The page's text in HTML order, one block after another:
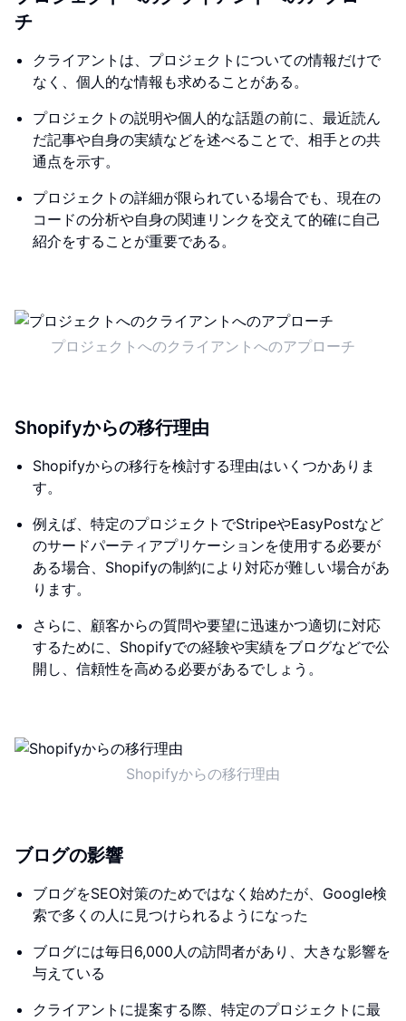
チ
クライアントは、プロジェクトについての情報だけで
なく、個人的な情報も求めることがある。
プロジェクトの説明や個人的な話題の前に、最近読ん
だ記事や自身の実績などを述べることで、相手との共
通点を示す。
プロジェクトの詳細が限られている場合でも、現在の
コードの分析や自身の関連リンクを交えて的確に自己
紹介をすることが重要である。
プロジェクトへのクライアントへのアプローチ
Shopifyからの移行理由
Shopifyからの移行を検討する理由はいくつかありま
す。
例えば、特定のプロジェクトでStripeやEasyPostなど
のサードパーティアプリケーションを使用する必要が
ある場合、Shopifyの制約により対応が難しい場合があ
ります。
さらに、顧客からの質問や要望に迅速かつ適切に対応
するために、Shopifyでの経験や実績をブログなどで公
開し、信頼性を高める必要があるでしょう。
Shopifyからの移行理由
ブログの影響
ブログをSEO対策のためではなく始めたが、Google検
索で多くの人に見つけられるようになった
ブログには毎日6,000人の訪問者があり、大きな影響を
与えている
クライアントに提案する際、特定のプロジェクトに最